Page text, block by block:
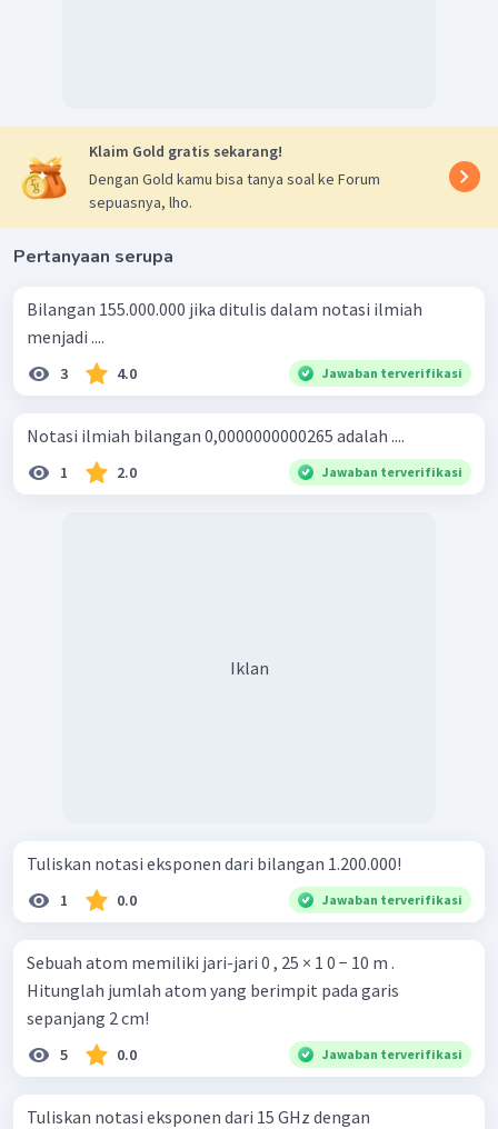
Klaim Gold gratis sekarang!
Dengan Gold kamu bisa tanya soal ke Forum
sepuasnya, lho.
Pertanyaan serupa
Bilangan 155.000.000 jika ditulis dalam notasi ilmiah
menjadi ....
3 4.0 Jawaban terverifikasi
Notasi ilmiah bilangan 0,0000000000265 adalah ....
1 2.0 Jawaban terverifikasi
Iklan
Tuliskan notasi eksponen dari bilangan 1.200.000!
1 0.0 Jawaban terverifikasi
Sebuah atom memiliki jari-jari 0 , 25 × 1 0 − 10 m .
Hitunglah jumlah atom yang berimpit pada garis
sepanjang 2 cm!
5 0.0 Jawaban terverifikasi
Tuliskan notasi eksponen dari 15 GHz dengan